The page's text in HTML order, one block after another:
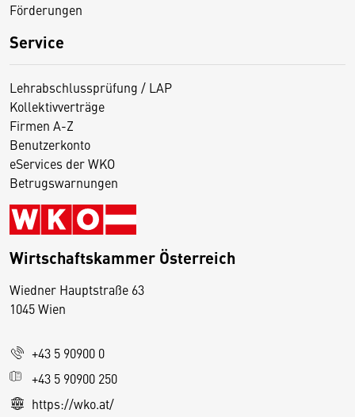
Förderungen
Service
Lehrabschlussprüfung / LAP
Kollektivverträge
Firmen A-Z
Benutzerkonto
eServices der WKO
Betrugswarnungen
Wirtschaftskammer Österreich
Wiedner Hauptstraße 63
1045 Wien
+43 5 90900 0
+43 5 90900 250
https://wko.at/
D
s
e
S